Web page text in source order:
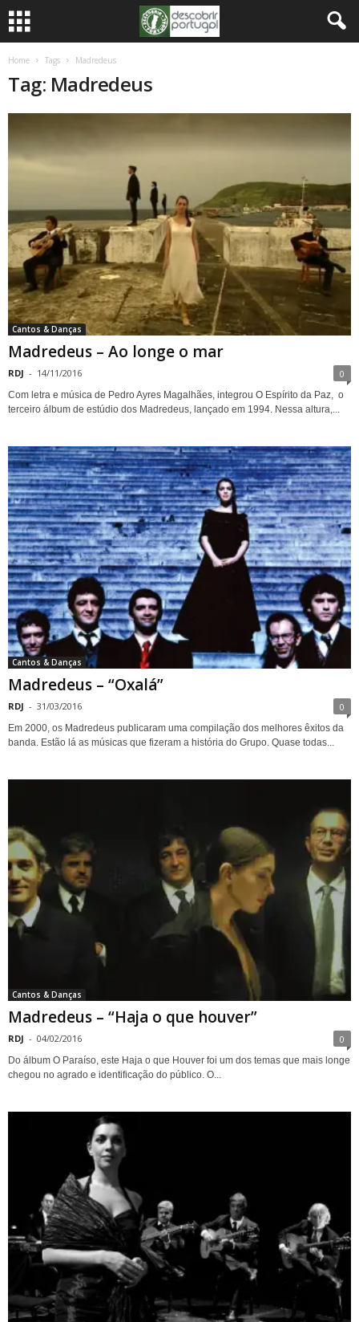
Home Tags Madredeus
Tag: Madredeus
Cantos & Danças
Madredeus – Ao longe o mar
RDJ - 14/11/2016 0
Com letra e música de Pedro Ayres Magalhães, integrou O Espírito da Paz, o
terceiro álbum de estúdio dos Madredeus, lançado em 1994. Nessa altura,...
Cantos & Danças
Madredeus – “Oxalá”
RDJ - 31/03/2016 0
Em 2000, os Madredeus publicaram uma compilação dos melhores êxitos da
banda. Estão lá as músicas que fizeram a história do Grupo. Quase todas...
Cantos & Danças
Madredeus – “Haja o que houver”
RDJ - 04/02/2016 0
Do álbum O Paraíso, este Haja o que Houver foi um dos temas que mais longe
chegou no agrado e identificação do público. O...